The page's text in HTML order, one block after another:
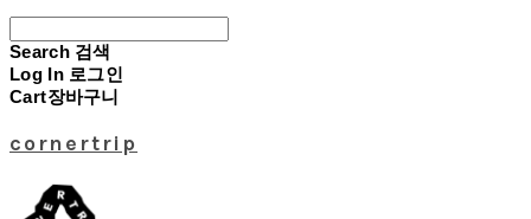
Search 검색
Log In 로그인
Cart장바구니
cornertrip